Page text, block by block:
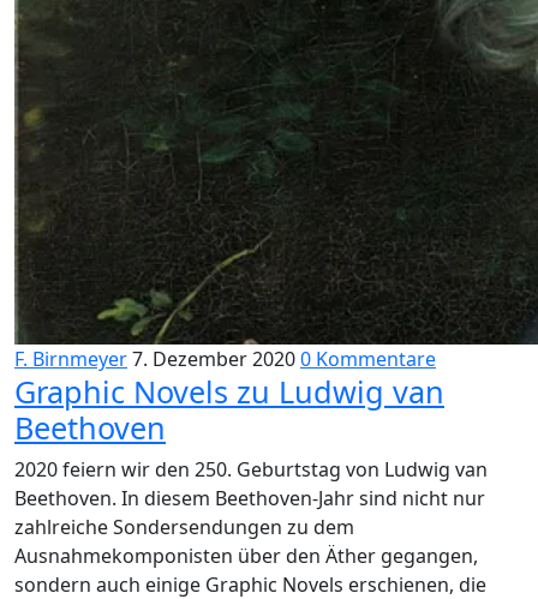
F. Birnmeyer7. Dezember 20200 Kommentare
Graphic Novels zu Ludwig van
Beethoven
2020 feiern wir den 250. Geburtstag von Ludwig van
Beethoven. In diesem Beethoven-Jahr sind nicht nur
zahlreiche Sondersendungen zu dem
Ausnahmekomponisten über den Äther gegangen,
sondern auch einige Graphic Novels erschienen, die